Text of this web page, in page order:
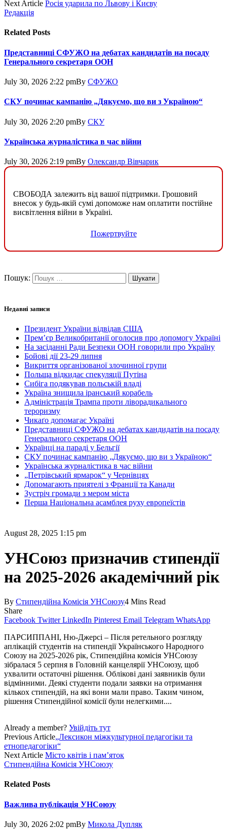
Next Article Росія ударила по Львову і Києву
Редакція
Related Posts
Представниці СФУЖО на дебатах кандидатів на посаду
Генерального секретаря ООН
July 30, 2026 2:22 pmBy СФУЖО
СКУ починає кампанію „Дякуємо, що ви з Україною“
July 30, 2026 2:20 pmBy СКУ
Українська журналістика в час війни
July 30, 2026 2:19 pmBy Олександр Вівчарик
СВОБОДА залежить від вашої підтримки. Грошовий
внесок у будь-якій сумі допоможе нам оплатити постійне
висвітлення війни в Україні.
Пожертвуйте
Пошук:
Недавні записи
Президент України відвідав США
Прем’єр Великобританії оголосив про допомогу Україні
На засіданні Ради Безпеки ООН говорили про Україну
Бойові дії 23-29 липня
Викриття організованої злочинної групи
Польща відкидає спекуляції Путіна
Сибіга подякував польській владі
Україна знищила іранський корабель
Адміністрація Трампа проти ліворадикального
тероризму
Чикаґо допомагає Україні
Представниці СФУЖО на дебатах кандидатів на посаду
Генерального секретаря ООН
Українці на параді у Бельгії
СКУ починає кампанію „Дякуємо, що ви з Україною“
Українська журналістика в час війни
„Петрівський ярмарок“ у Чернівцях
Допомагають приятелі з Франції та Канади
Зустріч громади з мером міста
Перша Національна асамблея руху европеїстів
August 28, 2025 1:15 pm
УНСоюз призначив стипендії
на 2025-2026 академічний рік
By Стипендійна Комісія УНСоюзу4 Mins Read
Share
Facebook Twitter LinkedIn Pinterest Email Telegram WhatsApp
ПАРСИППАНІ, Ню-Джерсі – Після ретельного розгляду
аплікацій студентів на стипендії Українського Народного
Союзу на 2025-2026 рік, Стипендійна комісія УНСоюзу
зібралася 5 серпня в Головній канцелярії УНСоюзу, щоб
ухвалити остаточні рішення. Облікові дані заявників були
відмінними. Деякі студенти подали заявки на отримання
кількох стипендій, на які вони мали право. Таким чином,
рішення Стипендійної комісії були нелегкими....
Already a member? Увійдіть тут
Previous Article„Лексикон міжкультурної педагогіки та
етнопедагогіки“
Next Article Місто квітів і пам’яток
Стипендійна Комісія УНСоюзу
Related Posts
Важлива публікація УНСоюзу
July 30, 2026 2:02 pmBy Микола Дупляк